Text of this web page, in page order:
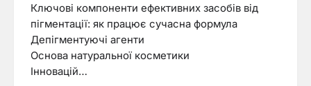
Ключові компоненти ефективних засобів від
пігментації: як працює сучасна формула
Депігментуючі агенти
Основа натуральної косметики
Інновацій…